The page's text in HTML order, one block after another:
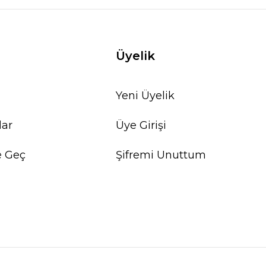
Geç
Üyelik
Yeni Üyelik
Üye Girişi
Şifremi Unuttum